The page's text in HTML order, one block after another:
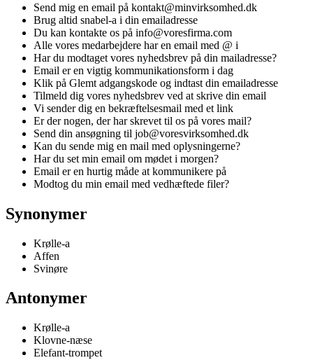
Send mig en email på kontakt@minvirksomhed.dk
Brug altid snabel-a i din emailadresse
Du kan kontakte os på info@voresfirma.com
Alle vores medarbejdere har en email med @ i
Har du modtaget vores nyhedsbrev på din mailadresse?
Email er en vigtig kommunikationsform i dag
Klik på Glemt adgangskode og indtast din emailadresse
Tilmeld dig vores nyhedsbrev ved at skrive din email
Vi sender dig en bekræftelsesmail med et link
Er der nogen, der har skrevet til os på vores mail?
Send din ansøgning til job@voresvirksomhed.dk
Kan du sende mig en mail med oplysningerne?
Har du set min email om mødet i morgen?
Email er en hurtig måde at kommunikere på
Modtog du min email med vedhæftede filer?
Synonymer
Krølle-a
Affen
Svinøre
Antonymer
Krølle-a
Klovne-næse
Elefant-trompet